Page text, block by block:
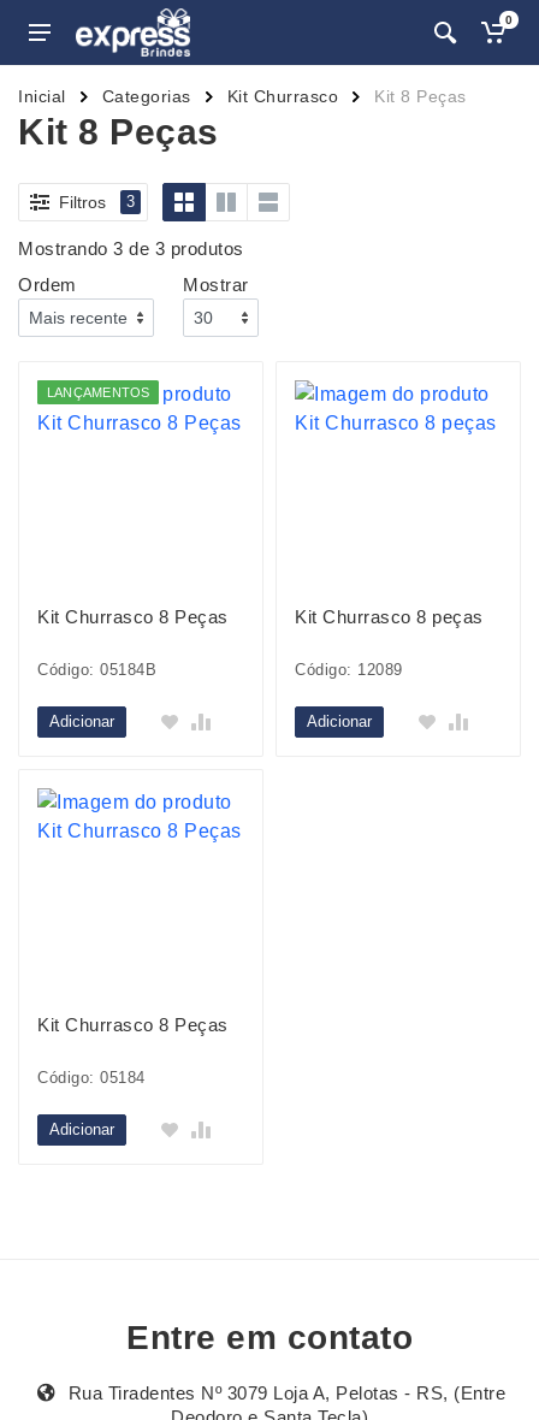
0
Inicial Categorias Kit Churrasco Kit 8 Peças
Kit 8 Peças
Filtros 3
Mostrando 3 de 3 produtos
Ordem
Mostrar
LANÇAMENTOS
Kit Churrasco 8 Peças
Código: 05184B
Adicionar
Kit Churrasco 8 peças
Código: 12089
Adicionar
Kit Churrasco 8 Peças
Código: 05184
Adicionar
Entre em contato
Rua Tiradentes Nº 3079 Loja A, Pelotas - RS, (Entre